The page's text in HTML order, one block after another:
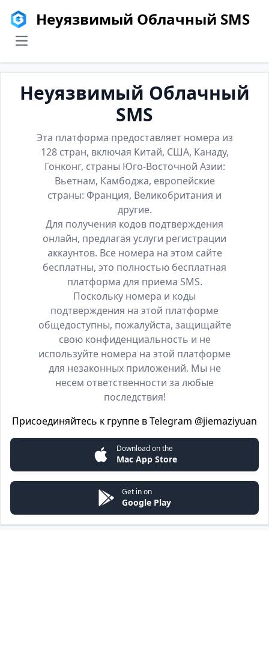
Неуязвимый Облачный SMS
menu
Неуязвимый Облачный
SMS
Эта платформа предоставляет номера из
128 стран, включая Китай, США, Канаду,
Гонконг, страны Юго-Восточной Азии:
Вьетнам, Камбоджа, европейские
страны: Франция, Великобритания и
другие.
Для получения кодов подтверждения
онлайн, предлагая услуги регистрации
аккаунтов. Все номера на этом сайте
бесплатны, это полностью бесплатная
платформа для приема SMS.
Поскольку номера и коды
подтверждения на этой платформе
общедоступны, пожалуйста, защищайте
свою конфиденциальность и не
используйте номера на этой платформе
для незаконных приложений. Мы не
несем ответственности за любые
последствия!
Присоединяйтесь к группе в Telegram @jiemaziyuan
Download on the
Mac App Store
Get in on
Google Play